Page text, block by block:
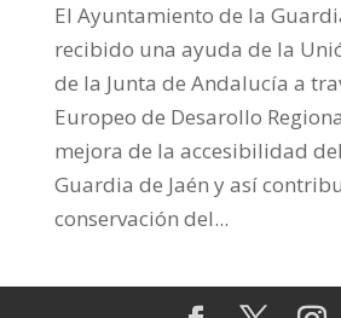
El Ayuntamiento de la
recibido una ayuda de la
de la Junta de Andalucía a
Europeo de Desarollo
mejora de la accesibilidad
Guardia de Jaén y así
conservación del...